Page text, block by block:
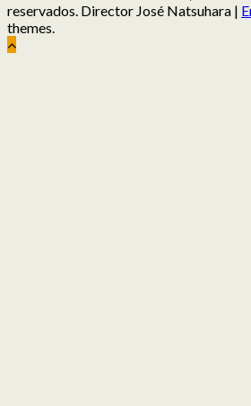
reservados. Director José Natsuhara |
themes.